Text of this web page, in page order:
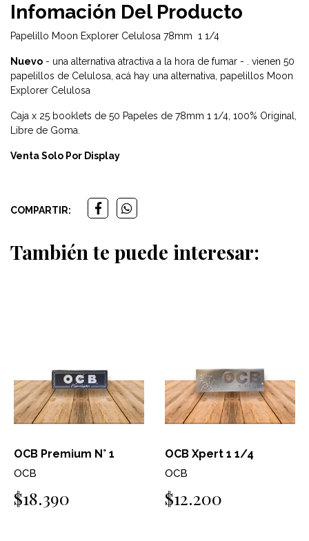
Infomación Del Producto
Papelillo Moon Explorer Celulosa 78mm 1 1/4
Nuevo - una alternativa atractiva a la hora de fumar - . vienen 50
papelillos de Celulosa, acá hay una alternativa, papelillos Moon
Explorer Celulosa
Caja x 25 booklets de 50 Papeles de 78mm 1 1/4, 100% Original,
Libre de Goma.
Venta Solo Por Display
COMPARTIR:
También te puede interesar:
OCB Premium N° 1
OCB
$18.390
OCB Xpert 1 1/4
OCB
$12.200